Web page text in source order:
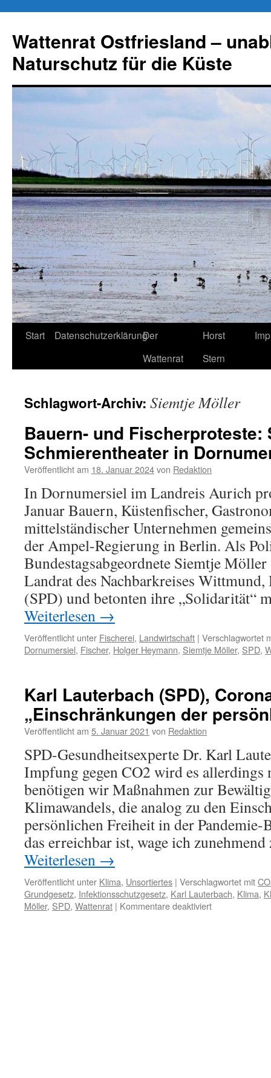
springen
Wattenrat Ostfriesland –
Naturschutz für die Küste
Start DatenschutzerklärungDer
Wattenrat
Horst
Stern
Schlagwort-Archiv: Siemtje Möller
Bauern- und Fischerproteste:
Schmierentheater in
Veröffentlicht am 18. Januar 2024von Redaktion
In Dornumersiel im Landreis Aurich
Januar Bauern, Küstenfischer,
mittelständischer Unternehmen
der Ampel-Regierung in Berlin. Als
Bundestagsabgeordnete Siemtje
Landrat des Nachbarkreises
(SPD) und betonten ihre „Solidarität“
Weiterlesen →
Veröffentlicht unter Fischerei, Landwirtschaft | Verschlagwortet
Dornumersiel, Fischer, Holger Heymann, Siemtje Möller, SPD,
Karl Lauterbach (SPD),
„Einschränkungen der
Veröffentlicht am 5. Januar 2021 von Redaktion
SPD-Gesundheitsexperte Dr. Karl
Impfung gegen CO2 wird es allerdings
benötigen wir Maßnahmen zur
Klimawandels, die analog zu den
persönlichen Freiheit in der
das erreichbar ist, wage ich
Weiterlesen →
Veröffentlicht unter Klima, Unsortiertes | Verschlagwortet mit
Grundgesetz, Infektionsschutzgesetz, Karl Lauterbach, Klima,
Möller, SPD, Wattenrat | Kommentare deaktiviertfür